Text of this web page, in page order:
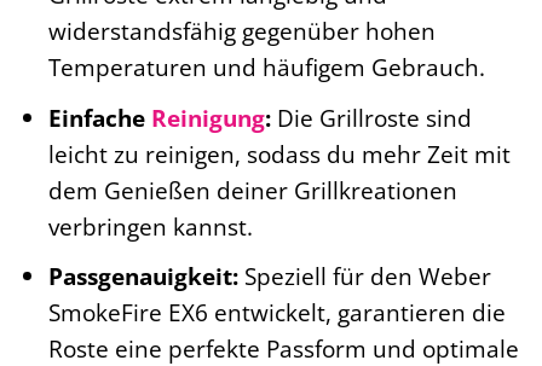
widerstandsfähig gegenüber hohen
Temperaturen und häufigem Gebrauch.
Einfache Reinigung:Die Grillroste sind
leicht zu reinigen, sodass du mehr Zeit mit
dem Genießen deiner Grillkreationen
verbringen kannst.
Passgenauigkeit:Speziell für den Weber
SmokeFire EX6 entwickelt, garantieren die
Roste eine perfekte Passform und optimale